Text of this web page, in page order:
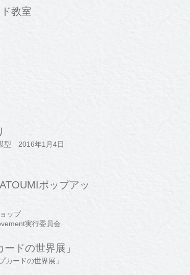
教室
型 2016年1月4日
ポップアッ
ップ
実行委員会
ドの世界展」
ードの世界展」